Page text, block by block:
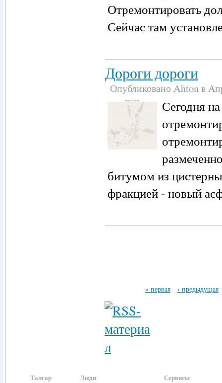
Отремонтировать
Сейчас там
Дороги дороги
Опубликовано Ahton в
Сегодня
битумом из
фракцией - новый
« первая ‹ предыдущая
Талгар Люди Сервисы